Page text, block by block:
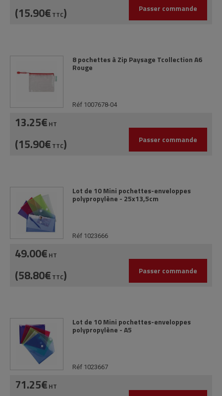
(15.90€ TTC) Passer commande
8 pochettes à Zip Paysage Tcollection A6
Rouge
Réf 1007678-04
13.25€ HT
(15.90€ TTC) Passer commande
Lot de 10 Mini pochettes-enveloppes
polypropylène - 25x13,5cm
Réf 1023666
49.00€ HT
(58.80€ TTC) Passer commande
Lot de 10 Mini pochettes-enveloppes
polypropylène - A5
Réf 1023667
71.25€ HT